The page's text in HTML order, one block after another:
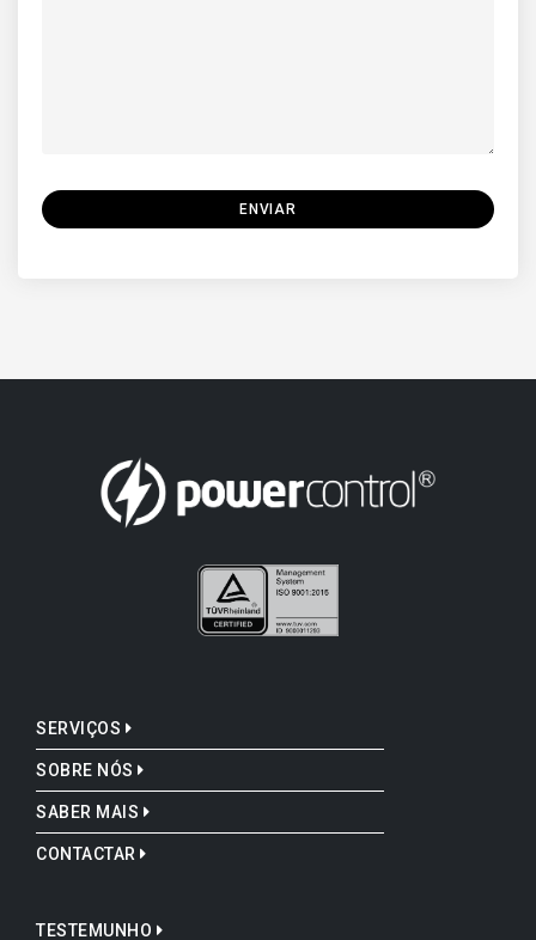
ENVIAR
SERVIÇOS
SOBRE NÓS
SABER MAIS
CONTACTAR
TESTEMUNHO